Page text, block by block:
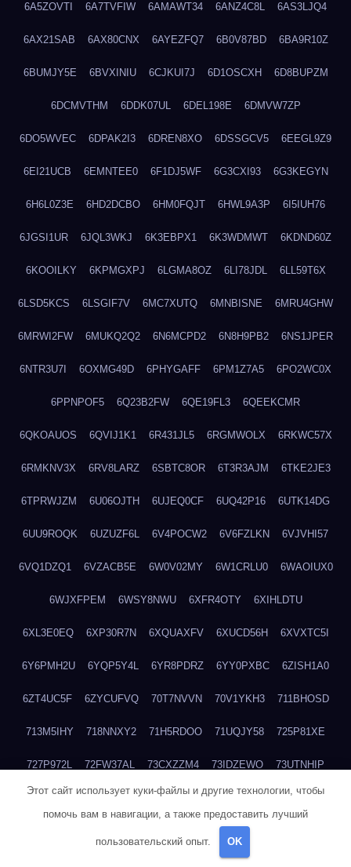
6A5ZOVTI 6A7TVFIW 6AMAWT34 6ANZ4C8L 6AS3LJQ4
6AX21SAB 6AX80CNX 6AYEZFQ7 6B0V87BD 6BA9R10Z
6BUMJY5E 6BVXINIU 6CJKUI7J 6D1OSCXH 6D8BUPZM
6DCMVTHM 6DDK07UL 6DEL198E 6DMVW7ZP
6DO5WVEC 6DPAK2I3 6DREN8XO 6DSSGCV5 6EEGL9Z9
6EI21UCB 6EMNTEE0 6F1DJ5WF 6G3CXI93 6G3KEGYN
6H6L0Z3E 6HD2DCBO 6HM0FQJT 6HWL9A3P 6I5IUH76
6JGSI1UR 6JQL3WKJ 6K3EBPX1 6K3WDMWT 6KDND60Z
6KOOILKY 6KPMGXPJ 6LGMA8OZ 6LI78JDL 6LL59T6X
6LSD5KCS 6LSGIF7V 6MC7XUTQ 6MNBISNE 6MRU4GHW
6MRWI2FW 6MUKQ2Q2 6N6MCPD2 6N8H9PB2 6NS1JPER
6NTR3U7I 6OXMG49D 6PHYGAFF 6PM1Z7A5 6PO2WC0X
6PPNPOF5 6Q23B2FW 6QE19FL3 6QEEKCMR
6QKOAUOS 6QVIJ1K1 6R431JL5 6RGMWOLX 6RKWC57X
6RMKNV3X 6RV8LARZ 6SBTC8OR 6T3R3AJM 6TKE2JE3
6TPRWJZM 6U06OJTH 6UJEQ0CF 6UQ42P16 6UTK14DG
6UU9ROQK 6UZUZF6L 6V4POCW2 6V6FZLKN 6VJVHI57
6VQ1DZQ1 6VZACB5E 6W0V02MY 6W1CRLU0 6WAOIUX0
6WJXFPEM 6WSY8NWU 6XFR4OTY 6XIHLDTU
6XL3E0EQ 6XP30R7N 6XQUAXFV 6XUCD56H 6XVXTC5I
6Y6PMH2U 6YQP5Y4L 6YR8PDRZ 6YY0PXBC 6ZISH1A0
6ZT4UC5F 6ZYCUFVQ 70T7NVVN 70V1YKH3 711BHOSD
713M5IHY 718NNXY2 71H5RDOO 71UQJY58 725P81XE
727P972L 72FW37AL 73CXZZM4 73IDZEWO 73UTNHIP
73VKAF4E 740HGIUK 745ACL1O 74DPJX4S 74DVDXRM
76BJGQ4F
Этот сайт использует куки-файлы и другие технологии, чтобы
помочь вам в навигации, а также предоставить лучший
пользовательский опыт. OK